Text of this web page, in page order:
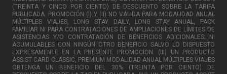
(TREINTA Y CINCO POR CIENTO) DE DESCUENTO SOBRE LA TARIFA
PUBLICADA. PROMOCIÓN (I) Y (II) NO VÁLIDA PARA MODALIDAD ANUAL
MÚLTIPLES VIAJES, LONG STAY DAILY, LONG STAY ANUAL, PACK
FAMILIAR NI PARA CONTRATACIONES DE AMPLIACIONES DE LÍMITES DE
ASISTENCIAS Y/O CONTRATACIÓN DE BENEFICIOS ADICIONALES; NI
ACUMULABLES CON NINGÚN OTRO BENEFICIO SALVO LO DISPUESTO
EXPRESAMENTE EN LA PRESENTE PROMOCION. (III) UN PRODUCTO
ASSIST CARD CLASSIC, PREMIUM MODALIDAD ANUAL MÚLTIPLES VIAJES
OBTENGA UN BENEFICIO DEL 30% (TREINTA POR CIENTO) DE